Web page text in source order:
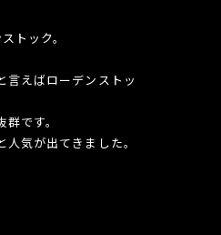
トック。
言えばローデンストッ
です。
気が出てきました。